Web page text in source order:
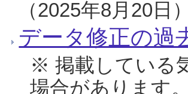
（2025年8月20日）
データ修正の過
※ 掲載している
場合があります